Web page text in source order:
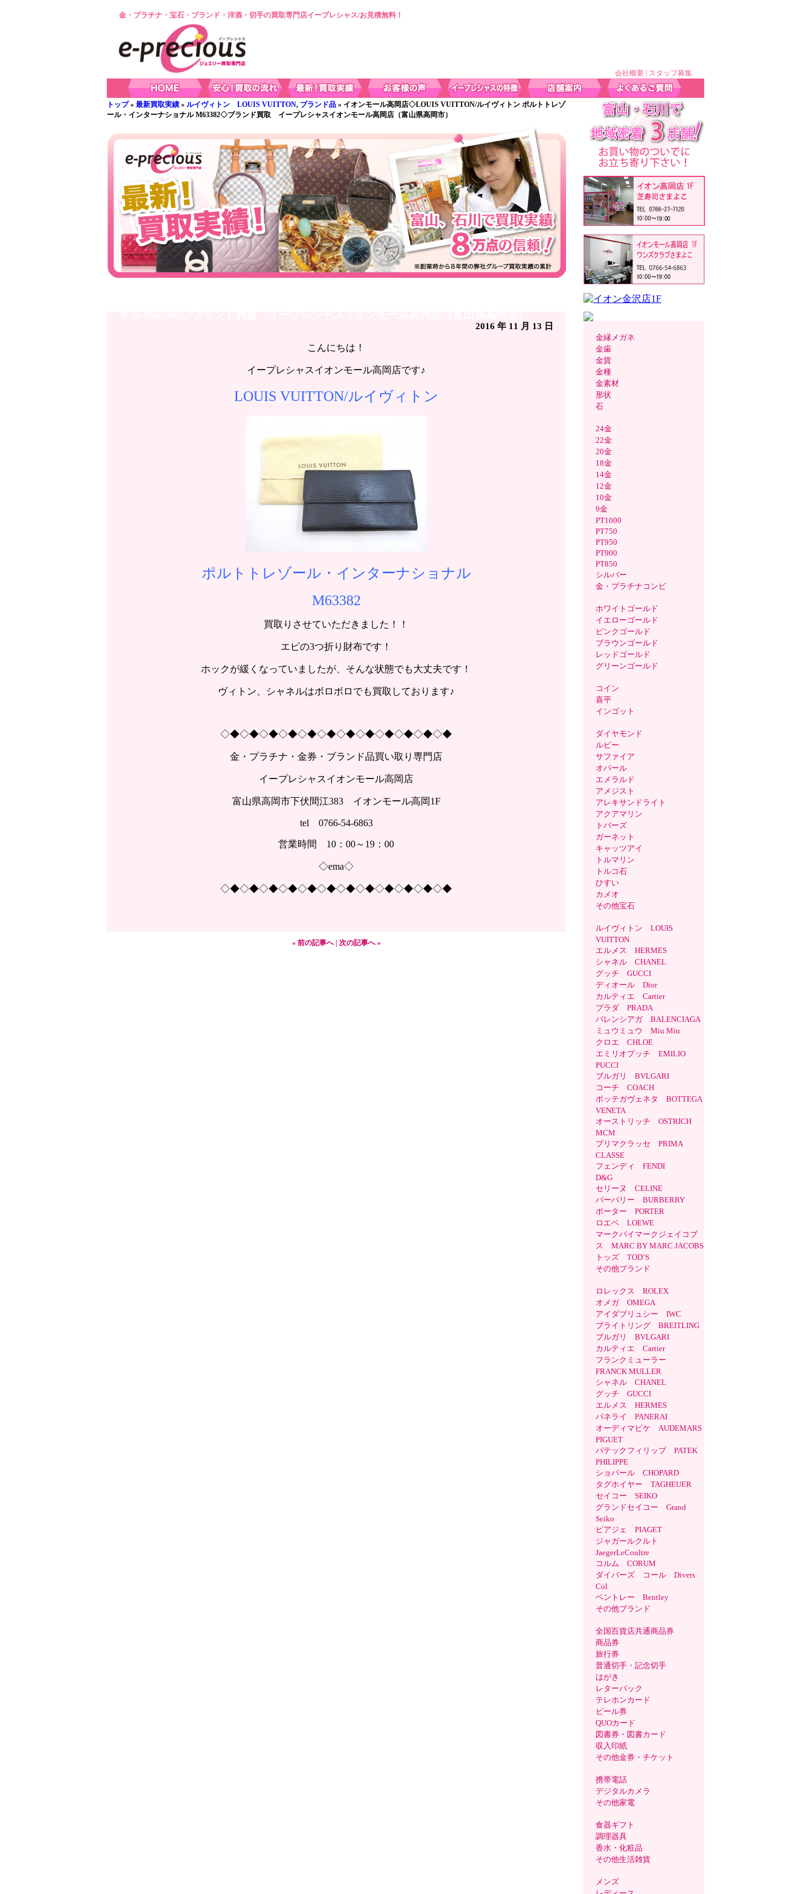
金・プラチナ・宝石・ブランド・洋酒・切手の買取専門店イープレシャス/お見積無料！
会社概要 スタッフ募集
トップ» 最新買取実績 » ルイヴィトン LOUIS VUITTON, ブランド品 » イオンモール高岡店◇LOUIS VUITTON/ルイヴィトン ポルトトレゾ
ール・インターナショナル M63382◇ブランド買取 イープレシャスイオンモール高岡店（富山県高岡市）
2016 年 11 月 13 日
こんにちは！
イープレシャスイオンモール高岡店です♪
LOUIS VUITTON/ルイヴィトン
ポルトトレゾール・インターナショナル
M63382
買取りさせていただきました！！
エピの3つ折り財布です！
ホックが緩くなっていましたが、そんな状態でも大丈夫です！
ヴィトン、シャネルはボロボロでも買取しております♪
◇◆◇◆◇◆◇◆◇◆◇◆◇◆◇◆◇◆◇◆◇◆◇◆
金・プラチナ・金券・ブランド品買い取り専門店
イープレシャスイオンモール高岡店
富山県高岡市下伏間江383 イオンモール高岡1F
tel 0766-54-6863
営業時間 10：00～19：00
◇ema◇
◇◆◇◆◇◆◇◆◇◆◇◆◇◆◇◆◇◆◇◆◇◆◇◆
« 前の記事へ| 次の記事へ »
金縁メガネ
金歯
金貨
金種
金素材
形状
石
24金
22金
20金
18金
14金
12金
10金
9金
PT1000
PT750
PT950
PT900
PT850
シルバー
金・プラチナコンビ
ホワイトゴールド
イエローゴールド
ピンクゴールド
ブラウンゴールド
レッドゴールド
グリーンゴールド
コイン
喜平
インゴット
ダイヤモンド
ルビー
サファイア
オパール
エメラルド
アメジスト
アレキサンドライト
アクアマリン
トパーズ
ガーネット
キャッツアイ
トルマリン
トルコ石
ひすい
カメオ
その他宝石
ルイヴィトン LOUIS
VUITTON
エルメス HERMES
シャネル CHANEL
グッチ GUCCI
ディオール Dior
カルティエ Cartier
プラダ PRADA
バレンシアガ BALENCIAGA
ミュウミュウ Miu Miu
クロエ CHLOE
エミリオプッチ EMILIO
PUCCI
ブルガリ BVLGARI
コーチ COACH
ボッテガヴェネタ BOTTEGA
VENETA
オーストリッチ OSTRICH
MCM
プリマクラッセ PRIMA
CLASSE
フェンディ FENDI
D&G
セリーヌ CELINE
バーバリー BURBERRY
ポーター PORTER
ロエベ LOEWE
マークバイマークジェイコブ
ス MARC BY MARC JACOBS
トッズ TOD’S
その他ブランド
ロレックス ROLEX
オメガ OMEGA
アイダブリュシー IWC
ブライトリング BREITLING
ブルガリ BVLGARI
カルティエ Cartier
フランクミューラー
FRANCK MULLER
シャネル CHANEL
グッチ GUCCI
エルメス HERMES
パネライ PANERAI
オーディマピケ AUDEMARS
PIGUET
パテックフィリップ PATEK
PHILIPPE
ショパール CHOPARD
タグホイヤー TAGHEUER
セイコー SEIKO
グランドセイコー Grand
Seiko
ピアジェ PIAGET
ジャガールクルト
JaegerLeCoultre
コルム CORUM
ダイバーズ コール Divers
Col
ベントレー Bentley
その他ブランド
全国百貨店共通商品券
商品券
旅行券
普通切手・記念切手
はがき
レターパック
テレホンカード
ビール券
QUOカード
図書券・図書カード
収入印紙
その他金券・チケット
携帯電話
デジタルカメラ
その他家電
食器ギフト
調理器具
香水・化粧品
その他生活雑貨
メンズ